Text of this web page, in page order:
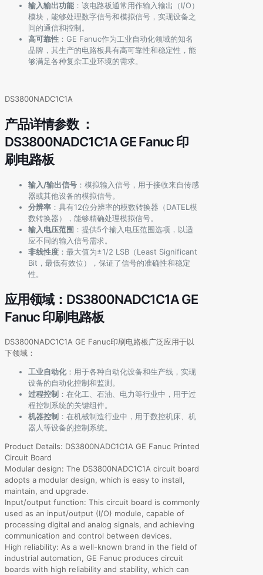
输入输出功能 ：该电路板通常用作输入输出（I/O）
模块，能够处理数字信号和模拟信号，实现设备之
间的通信和控制。
高可靠性 ：GE Fanuc作为工业自动化领域的知名
品牌，其生产的电路板具有高可靠性和稳定性，能
够满足各种复杂工业环境的需求。
DS3800NADC1C1A
产品详情参数 ：
DS3800NADC1C1A GE Fanuc 印
刷电路板
输入/输出信号 ：模拟输入信号，用于接收来自传感
器或其他设备的模拟信号。
分辨率 ：具有12位分辨率的模数转换器（DATEL模
数转换器），能够精确处理模拟信号。
输入电压范围 ：提供5个输入电压范围选项，以适
应不同的输入信号需求。
非线性度 ：最大值为±1/2 LSB（Least Significant
Bit，最低有效位），保证了信号的准确性和稳定
性。
应用领域：DS3800NADC1C1A GE
Fanuc 印刷电路板
DS3800NADC1C1A GE Fanuc印刷电路板广泛应用于以
下领域：
工业自动化：用于各种自动化设备和生产线，实现
设备的自动化控制和监测。
过程控制 ：在化工、石油、电力等行业中，用于过
程控制系统的关键组件。
机器控制 ：在机械制造行业中，用于数控机床、机
器人等设备的控制系统。
Product Details: DS3800NADC1C1A GE Fanuc Printed
Circuit Board
Modular design: The DS3800NADC1C1A circuit board
adopts a modular design, which is easy to install,
maintain, and upgrade.
Input/output function: This circuit board is commonly
used as an input/output (I/O) module, capable of
processing digital and analog signals, and achieving
communication and control between devices.
High reliability: As a well-known brand in the field of
industrial automation, GE Fanuc produces circuit
boards with high reliability and stability, which can